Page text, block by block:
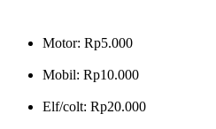
Motor: Rp5.000
Mobil: Rp10.000
Elf/colt: Rp20.000